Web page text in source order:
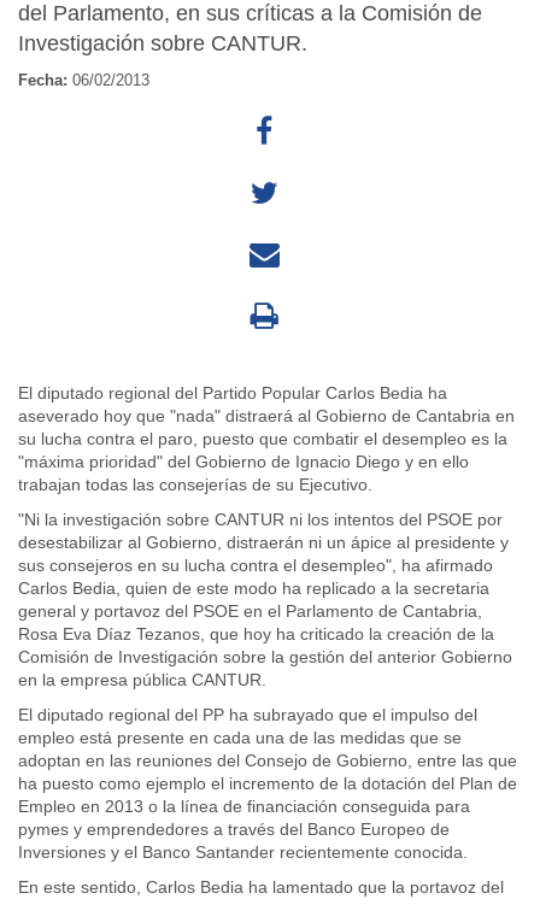
del Parlamento, en sus críticas a la Comisión de
Investigación sobre CANTUR.
Fecha: 06/02/2013
El diputado regional del Partido Popular Carlos Bedia ha
aseverado hoy que "nada" distraerá al Gobierno de Cantabria en
su lucha contra el paro, puesto que combatir el desempleo es la
"máxima prioridad" del Gobierno de Ignacio Diego y en ello
trabajan todas las consejerías de su Ejecutivo.
"Ni la investigación sobre CANTUR ni los intentos del PSOE por
desestabilizar al Gobierno, distraerán ni un ápice al presidente y
sus consejeros en su lucha contra el desempleo", ha afirmado
Carlos Bedia, quien de este modo ha replicado a la secretaria
general y portavoz del PSOE en el Parlamento de Cantabria,
Rosa Eva Díaz Tezanos, que hoy ha criticado la creación de la
Comisión de Investigación sobre la gestión del anterior Gobierno
en la empresa pública CANTUR.
El diputado regional del PP ha subrayado que el impulso del
empleo está presente en cada una de las medidas que se
adoptan en las reuniones del Consejo de Gobierno, entre las que
ha puesto como ejemplo el incremento de la dotación del Plan de
Empleo en 2013 o la línea de financiación conseguida para
pymes y emprendedores a través del Banco Europeo de
Inversiones y el Banco Santander recientemente conocida.
En este sentido, Carlos Bedia ha lamentado que la portavoz del